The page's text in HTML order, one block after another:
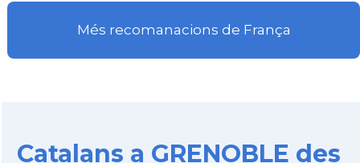
Més recomanacions de França
Catalans a GRENOBLE des